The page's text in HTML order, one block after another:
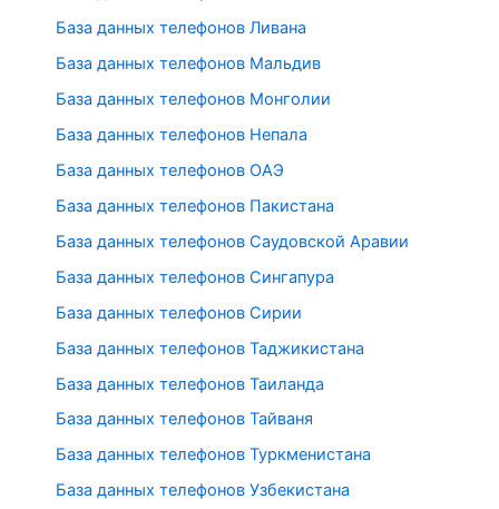
База данных телефонов Ливана
База данных телефонов Мальдив
База данных телефонов Монголии
База данных телефонов Непала
База данных телефонов ОАЭ
База данных телефонов Пакистана
База данных телефонов Саудовской Аравии
База данных телефонов Сингапура
База данных телефонов Сирии
База данных телефонов Таджикистана
База данных телефонов Таиланда
База данных телефонов Тайваня
База данных телефонов Туркменистана
База данных телефонов Узбекистана